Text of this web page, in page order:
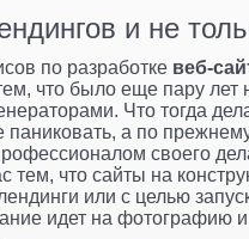
и не
по разработке веб-
что было еще пару лет
Что тогда
паниковать, а по
своего
тем, что сайты на
или с целью
идет на фотографию